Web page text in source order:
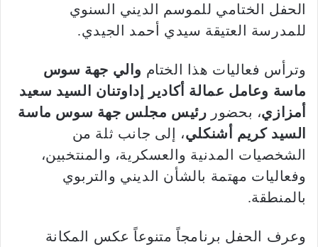
الحفل الختامي للموسم الديني السنوي
للمدرسة العتيقة سيدي أحمد الجيدي.
وترأس فعاليات هذا الختام والي جهة سوس
ماسة وعامل عمالة أكادير إداوتنان السيد سعيد
أمزازي، بحضور رئيس مجلس جهة سوس ماسة
السيد كريم أشنكلي، إلى جانب ثلة من
الشخصيات المدنية والعسكرية، والمنتخبين،
وفعاليات مهتمة بالشأن الديني والتربوي
بالمنطقة.
وعرف الحفل برنامجاً متنوعاً عكس المكانة